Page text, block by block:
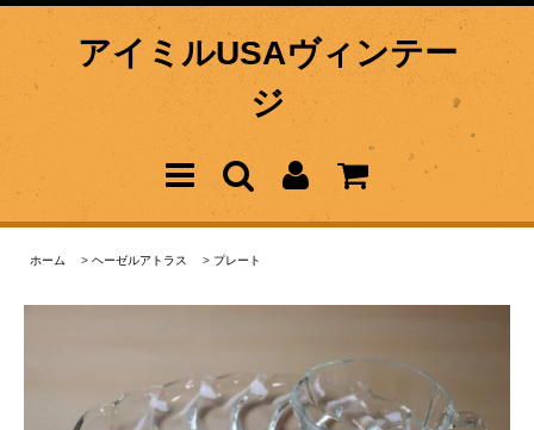
アイミルUSAヴィンテー
ジ
ホーム > ヘーゼルアトラス > プレート